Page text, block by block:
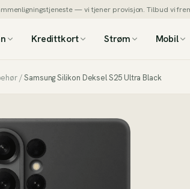
— vi tjener provisjon. Tilbud vi
Kredittkort Strøm Mobil
/Samsung Silikon Deksel S25 Ultra Black